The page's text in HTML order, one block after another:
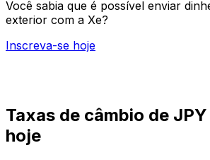
Você sabia que é possível enviar
exterior com a Xe?
Inscreva-se hoje
Taxas de câmbio de
hoje